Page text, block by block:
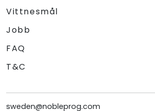
Vittnesmål
Jobb
FAQ
T&C
sweden@nobleprog.com